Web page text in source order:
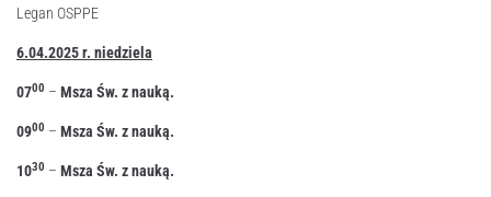
Legan OSPPE
6.04.2025 r. niedziela
0700 – Msza Św. z nauką.
0900 – Msza Św. z nauką.
1030 – Msza Św. z nauką.